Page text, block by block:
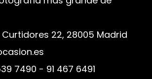
22, 28005 Madrid
7490 - 91 467 6491